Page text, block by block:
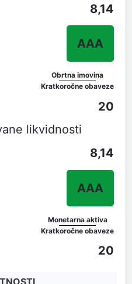
8,14
AAA
Obrtna imovina
Kratkoročne obaveze
20
likvidnosti
8,14
AAA
Monetarna aktiva
Kratkoročne obaveze
20